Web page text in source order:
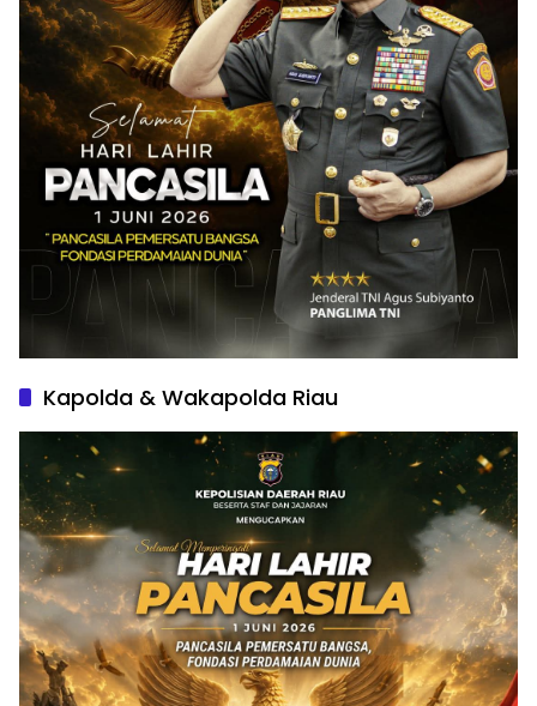
Kapolda & Wakapolda Riau